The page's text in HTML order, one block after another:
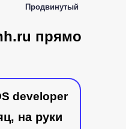
прямо
Продвинутый
developer
на руки
новой роли.
в бэкенд или